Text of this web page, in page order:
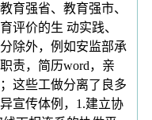
育强省、教育强市、
评价的生 动实践、
除外，例如安监部承
责，简历word，亲
这些工做分离了良多
宣传体例，1.建立协